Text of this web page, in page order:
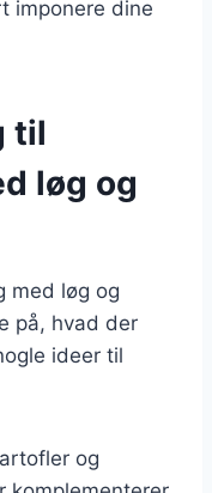
imponere dine
til
løg og
med løg og
på, hvad der
ideer til
og